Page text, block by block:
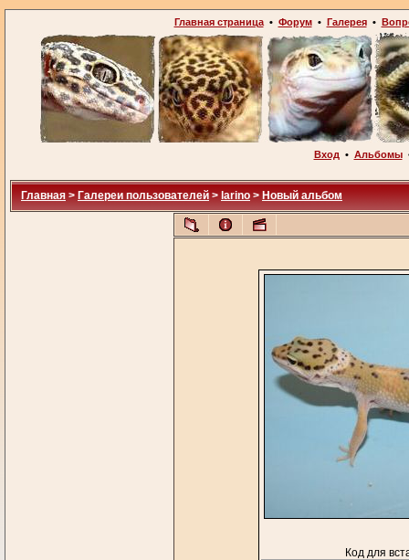
Главная страница• Форум• Галерея•
Вход • Альбомы
Главная > Галереи пользователей > larino > Новый альбом
Код для